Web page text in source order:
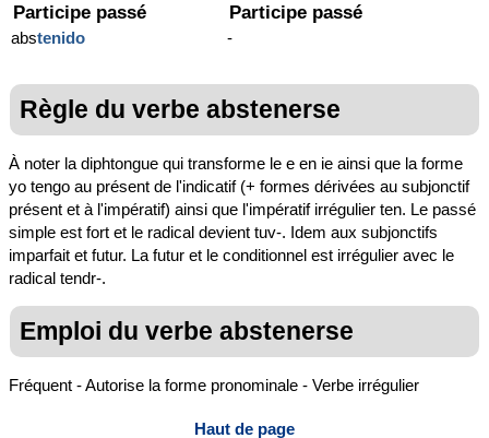
Participe passé
abstenido
Participe passé
-
Règle du verbe abstenerse
À noter la diphtongue qui transforme le e en ie ainsi que la forme
yo tengo au présent de l'indicatif (+ formes dérivées au subjonctif
présent et à l'impératif) ainsi que l'impératif irrégulier ten. Le passé
simple est fort et le radical devient tuv-. Idem aux subjonctifs
imparfait et futur. La futur et le conditionnel est irrégulier avec le
radical tendr-.
Emploi du verbe abstenerse
Fréquent - Autorise la forme pronominale - Verbe irrégulier
Haut de page